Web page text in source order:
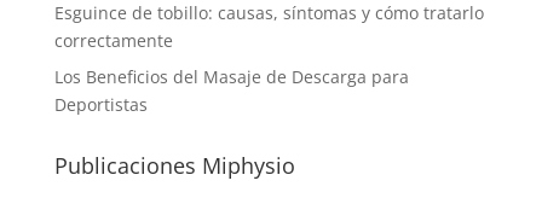
Esguince de tobillo: causas, síntomas y cómo tratarlo
correctamente
Los Beneficios del Masaje de Descarga para
Deportistas
Publicaciones Miphysio